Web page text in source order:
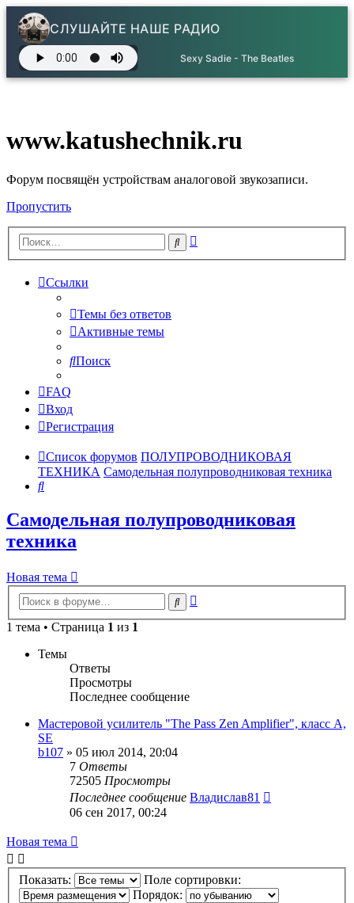
СЛУШАЙТЕ НАШЕ РАДИО
Sexy Sadie - The Beatles
www.katushechnik.ru
Форум посвящён устройствам аналоговой звукозаписи.
Пропустить
Поиск
Ссылки
Темы без ответов
Активные темы
Поиск
FAQ
Вход
Регистрация
Список форумов ПОЛУПРОВОДНИКОВАЯ
ТЕХНИКА Самодельная полупроводниковая техника
Поиск
Самодельная полупроводниковая
техника
Новая тема
Поиск
1 тема • Страница 1 из 1
Темы
Ответы
Просмотры
Последнее сообщение
Мастеровой усилитель "The Pass Zen Amplifier", класс A,
SE
b107 » 05 июл 2014, 20:04
7 Ответы
72505 Просмотры
Последнее сообщение Владислав81
06 сен 2017, 00:24
Новая тема
Показать:
Поле сортировки:
Порядок: